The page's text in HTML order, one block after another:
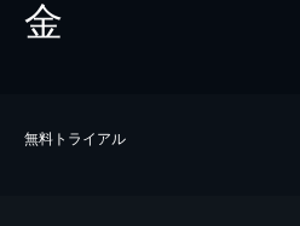
金
無料トライアル